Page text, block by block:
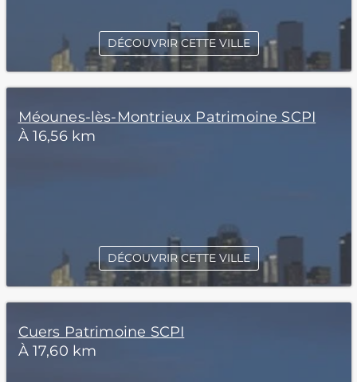
DÉCOUVRIR CETTE VILLE
Méounes-lès-Montrieux Patrimoine SCPI
À 16,56 km
DÉCOUVRIR CETTE VILLE
Cuers Patrimoine SCPI
À 17,60 km